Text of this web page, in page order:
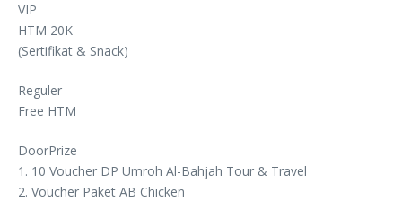
VIP
HTM 20K
(Sertifikat & Snack)
Reguler
Free HTM
DoorPrize
1. 10 Voucher DP Umroh Al-Bahjah Tour & Travel
2. Voucher Paket AB Chicken